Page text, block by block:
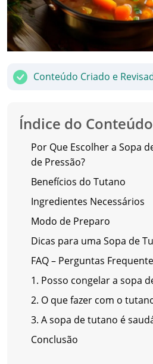
Conteúdo Criado e
Índice do Conteúdo
Por Que Escolher a Sopa
de Pressão?
Benefícios do Tutano
Ingredientes Necessários
Modo de Preparo
Dicas para uma Sopa de
FAQ – Perguntas
1. Posso congelar a sopa
2. O que fazer com o
3. A sopa de tutano é
Conclusão